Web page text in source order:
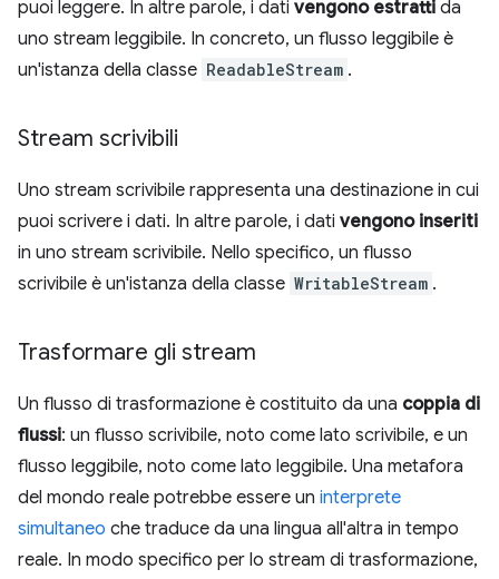
puoi leggere. In altre parole, i dati vengono estratti da
uno stream leggibile. In concreto, un flusso leggibile è
un'istanza della classe ReadableStream .
Stream scrivibili
Uno stream scrivibile rappresenta una destinazione in cui
puoi scrivere i dati. In altre parole, i dati vengono inseriti
in uno stream scrivibile. Nello specifico, un flusso
scrivibile è un'istanza della classe WritableStream .
Trasformare gli stream
Un flusso di trasformazione è costituito da una coppia di
flussi: un flusso scrivibile, noto come lato scrivibile, e un
flusso leggibile, noto come lato leggibile. Una metafora
del mondo reale potrebbe essere un interprete
simultaneo che traduce da una lingua all'altra in tempo
reale. In modo specifico per lo stream di trasformazione,